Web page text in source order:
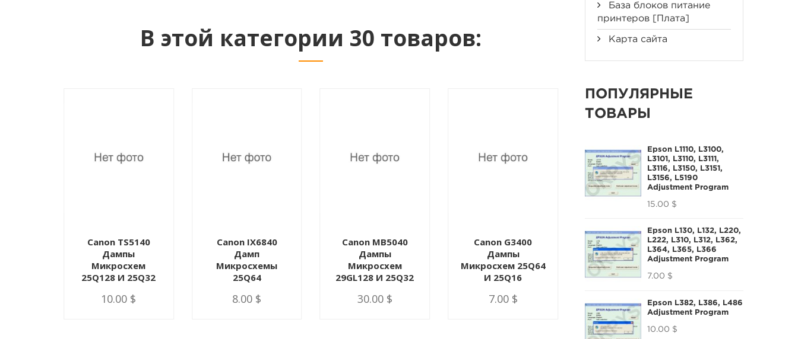
В этой категории 30 товаров:
Canon TS5140
Дампы
Микросхем
25Q128 И 25Q32
10.00 $
Canon IX6840
Дамп
Микросхемы
25Q64
8.00 $
Canon MB5040
Дампы
Микросхем
29GL128 И 25Q32
30.00 $
Canon G3400
Дампы
Микросхем 25Q64
И 25Q16
7.00 $
Epson WF-2750
Дамп Бесчиповый
20.00 $
Samsung CLP-
680ND Дампы
NAND И 24C512
База блоков питание
принтеров [Плата]
Карта сайта
ПОПУЛЯРНЫЕ
ТОВАРЫ
Epson L1110, L3100,
L3101, L3110, L3111,
L3116, L3150, L3151,
L3156, L5190
Adjustment Program
15.00 $
Epson L130, L132, L220,
L222, L310, L312, L362,
L364, L365, L366
Adjustment Program
7.00 $
Epson L382, L386, L486
Adjustment Program
10.00 $